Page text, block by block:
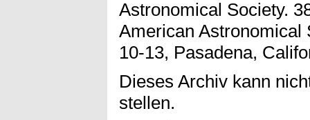
Astronomical Society.
American Astronomical
10-13, Pasadena,
Dieses Archiv kann
stellen.